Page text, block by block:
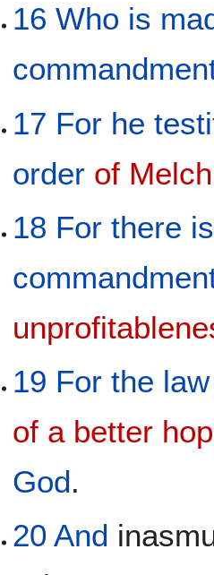
16 Who is
17 For he
order of
18 For there is
19 For the law
of a better
God.
20 And